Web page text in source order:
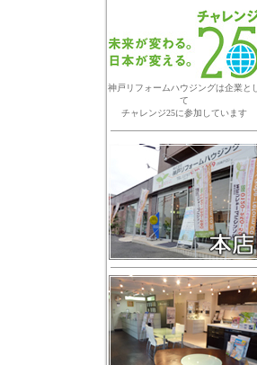
神戸リフォームハウジングは企業とし
て
チャレンジ25に参加しています